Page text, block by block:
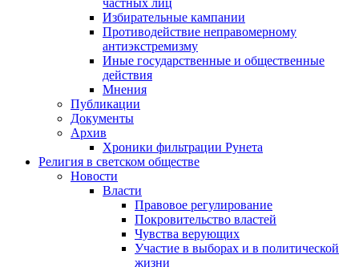
частных лиц
Избирательные кампании
Противодействие неправомерному
антиэкстремизму
Иные государственные и общественные
действия
Мнения
Публикации
Документы
Архив
Хроники фильтрации Рунета
Религия в светском обществе
Новости
Власти
Правовое регулирование
Покровительство властей
Чувства верующих
Участие в выборах и в политической
жизни